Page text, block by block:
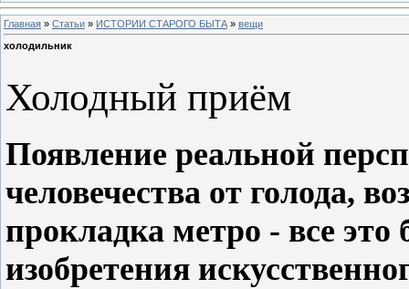
Главная » Статьи » ИСТОРИИ СТАРОГО БЫТА » вещи
холодильник
Холодный приём
Появление реальной
человечества от голода,
прокладка метро - все
изобретения